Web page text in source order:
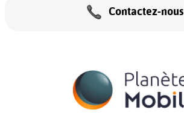
Contactez-nous